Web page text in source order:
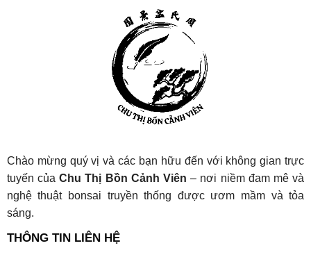
Chào mừng quý vị và các bạn hữu đến với không gian trực
tuyến củaChu Thị Bồn Cảnh Viên – nơi niềm đam mê và
nghệ thuật bonsai truyền thống được ươm mầm và tỏa
sáng.
THÔNG TIN LIÊN HỆ